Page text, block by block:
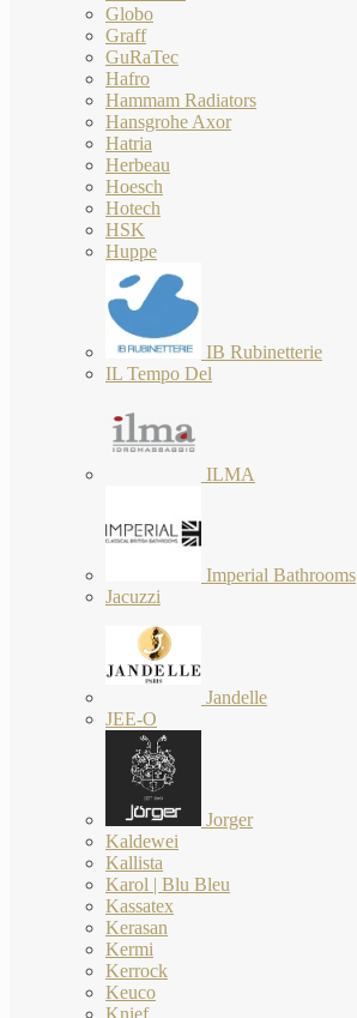
Globo
Graff
GuRaTec
Hafro
Hammam Radiators
Hansgrohe Axor
Hatria
Herbeau
Hoesch
Hotech
HSK
Huppe
IB Rubinetterie
IL Tempo Del
ILMA
Imperial Bathrooms
Jacuzzi
Jandelle
JEE-O
Jorger
Kaldewei
Kallista
Karol | Blu Bleu
Kassatex
Kerasan
Kermi
Kerrock
Keuco